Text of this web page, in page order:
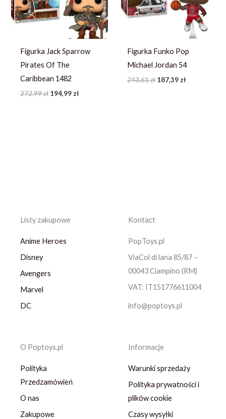
Figurka Jack Sparrow
Pirates Of The
Caribbean 1482
272,99zł 194,99 zł
Figurka Funko Pop
Michael Jordan 54
243,61zł 187,39 zł
Listy zakupowe
Anime Heroes
Disney
Avengers
Marvel
DC
Kontact
PopToys.pl
ViaCol di lana 85/87 –
00043 Ciampino (RM)
VAT: IT151776611004
info@poptoys.pl
O Poptoys.pl
Polityka
Przedzamówień
O nas
Zakupowe
Informacje
Warunki sprzedaży
Polityka prywatności i
plików cookie
Czasy wysyłki